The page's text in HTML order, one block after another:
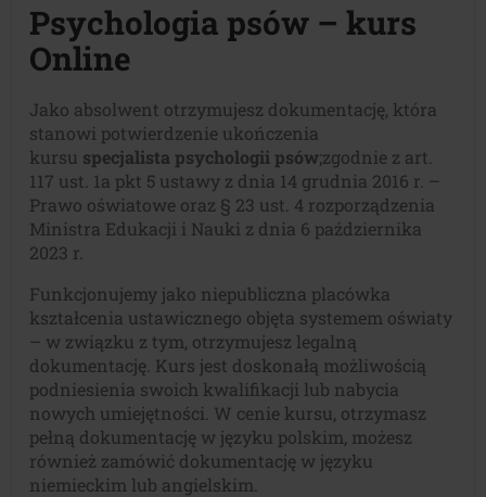
Psychologia psów – kurs
Online
Jako absolwent otrzymujesz dokumentację, która
stanowi potwierdzenie ukończenia
kursu specjalista psychologii psów;zgodnie z art.
117 ust. 1a pkt 5 ustawy z dnia 14 grudnia 2016 r. –
Prawo oświatowe oraz § 23 ust. 4 rozporządzenia
Ministra Edukacji i Nauki z dnia 6 października
2023 r.
Funkcjonujemy jako niepubliczna placówka
kształcenia ustawicznego objęta systemem oświaty
– w związku z tym, otrzymujesz legalną
dokumentację. Kurs jest doskonałą możliwością
podniesienia swoich kwalifikacji lub nabycia
nowych umiejętności. W cenie kursu, otrzymasz
pełną dokumentację w języku polskim, możesz
również zamówić dokumentację w języku
niemieckim lub angielskim.